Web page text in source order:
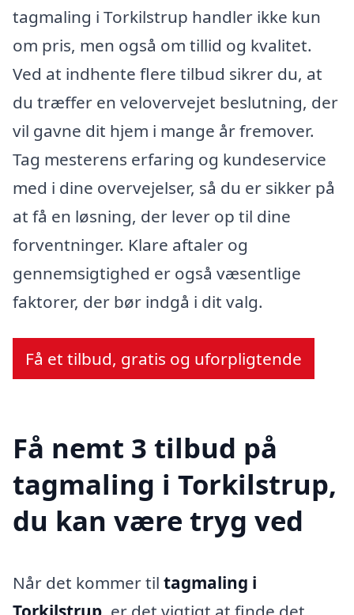
tagmaling i Torkilstrup handler ikke kun
om pris, men også om tillid og kvalitet.
Ved at indhente flere tilbud sikrer du, at
du træffer en velovervejet beslutning, der
vil gavne dit hjem i mange år fremover.
Tag mesterens erfaring og kundeservice
med i dine overvejelser, så du er sikker på
at få en løsning, der lever op til dine
forventninger. Klare aftaler og
gennemsigtighed er også væsentlige
faktorer, der bør indgå i dit valg.
Få et tilbud, gratis og uforpligtende
Få nemt 3 tilbud på
tagmaling i Torkilstrup,
du kan være tryg ved
Når det kommer til tagmaling i